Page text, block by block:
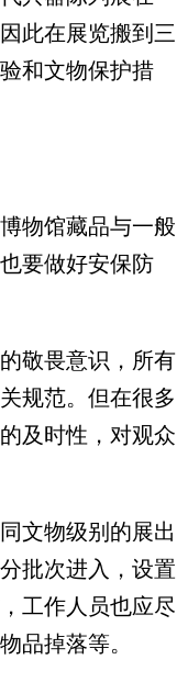
此在展览搬到三
和文物保护措
物馆藏品与一般
要做好安保防
敬畏意识，所有
规范。但在很多
及时性，对观众
文物级别的展出
批次进入，设置
工作人员也应尽
品掉落等。